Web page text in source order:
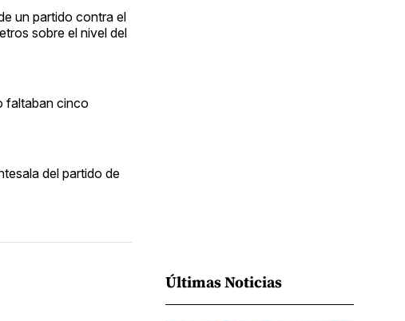
un partido contra el
sobre el nivel del
faltaban cinco
del partido de
Últimas Noticias